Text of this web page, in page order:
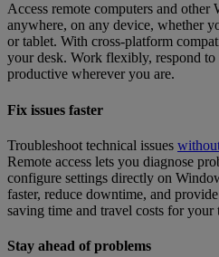
Access remote computers and other
anywhere, on any device, whether
or tablet. With cross-platform
your desk. Work flexibly, respond to
productive wherever you are.
Fix issues faster
Troubleshoot technical issues
Remote access lets you diagnose
configure settings directly on
faster, reduce downtime, and
saving time and travel costs for your
Stay ahead of problems